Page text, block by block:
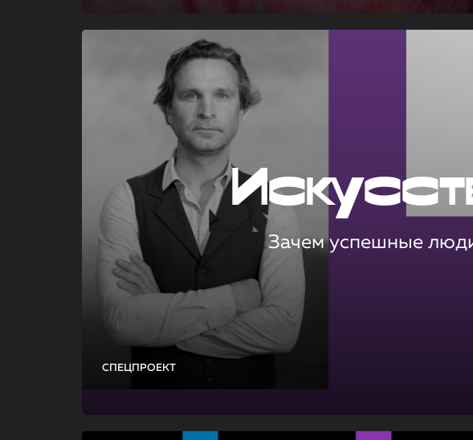
СПЕЦПРОЕКТ
Зачем успешные